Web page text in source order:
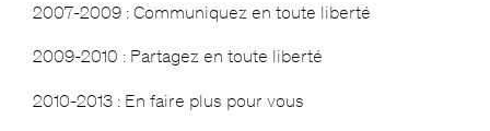
2007-2009 : Communiquez en toute liberté
2009-2010 : Partagez en toute liberté
2010-2013 : En faire plus pour vous